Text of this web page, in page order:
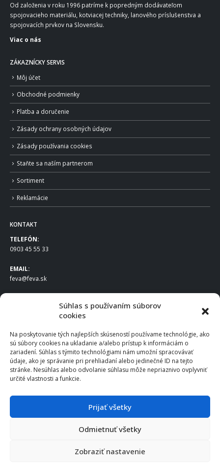
Súhlas s používaním súborov
cookies
Na poskytovanie tých najlepších skúseností používame technológie, ako
sú súbory cookies na ukladanie a/alebo prístup k informáciám o
zariadení. Súhlas s týmito technológiami nám umožní spracovávať
údaje, ako je správanie pri prehliadaní alebo jedinečné ID na tejto
stránke. Nesúhlas alebo odvolanie súhlasu môže nepriaznivo ovplyvniť
určité vlastnosti a funkcie.
Prijať všetky
Odmietnuť všetky
Zobraziť nastavenie
Od založenia v roku 1996 patríme k popredným dodávateľom
spojovacieho materiálu, kotviacej techniky, lanového príslušenstva a
spojovacích prvkov na Slovensku.
Viac o nás
ZÁKAZNÍCKY SERVIS
Môj účet
Obchodné podmienky
Platba a doručenie
Zásady ochrany osobných údajov
Zásady používania cookies
Staňte sa naším partnerom
Sortiment
Reklamácie
KONTAKT
TELEFÓN:
0903 45 55 33
EMAIL:
feva@feva.sk
FEVA Slovakia SK s.r.o.
831 04 Bratislava
IČO: 50922688
DIČ: 2120539388
IČ DPH: SK2120539388
Po – Pia: 8:00 – 16:30